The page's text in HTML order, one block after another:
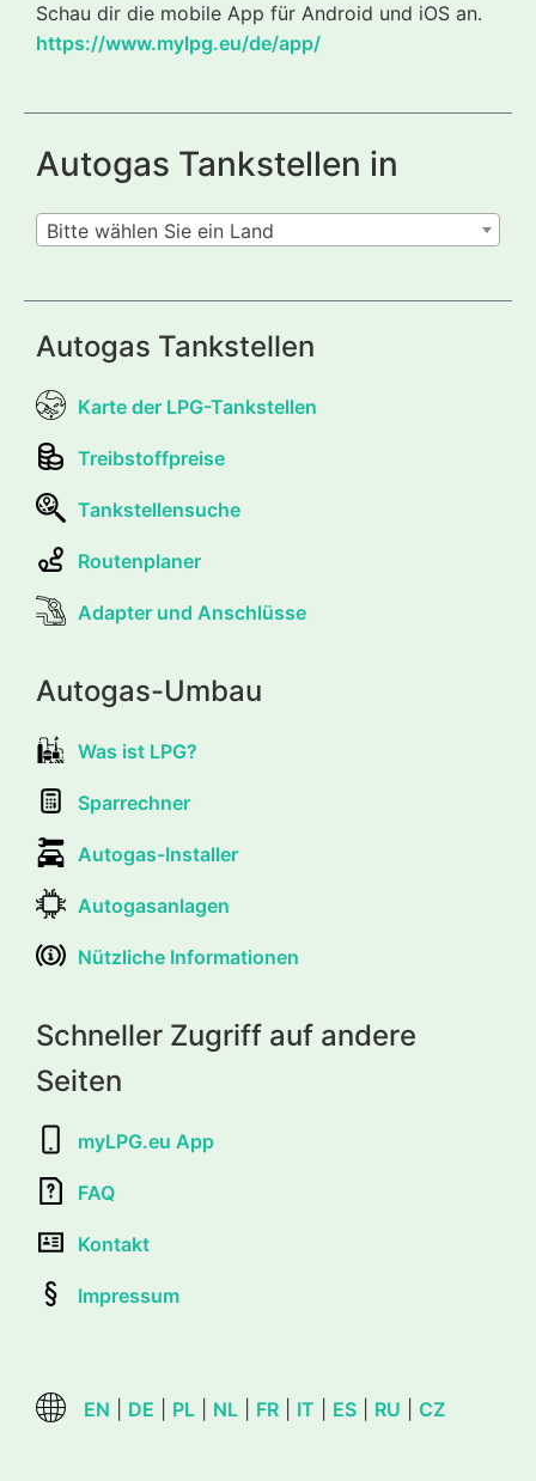
Schau dir die mobile App für Android und iOS an.
https://www.mylpg.eu/de/app/
Autogas Tankstellen in
Bitte wählen Sie ein Land
Autogas Tankstellen
Karte der LPG-Tankstellen
Treibstoffpreise
Tankstellensuche
Routenplaner
Adapter und Anschlüsse
Autogas-Umbau
Was ist LPG?
Sparrechner
Autogas-Installer
Autogasanlagen
Nützliche Informationen
Schneller Zugriff auf andere
Seiten
myLPG.eu App
FAQ
Kontakt
Impressum
EN DE PL NL FR IT ES RU CZ